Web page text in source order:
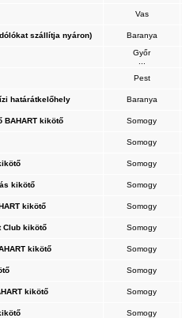
Vas
szállítja nyáron) Baranya
Győr
Pest
határátkelőhely Baranya
BAHART kikötő Somogy
Somogy
Somogy
kikötő Somogy
kikötő Somogy
Club kikötő Somogy
kikötő Somogy
Somogy
kikötő Somogy
Somogy